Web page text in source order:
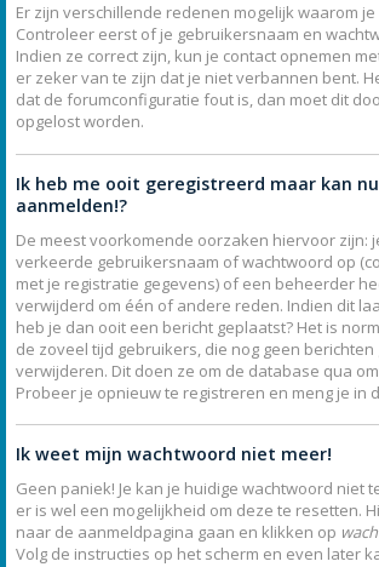
Er zijn verschillende redenen mogelijk waarom
Controleer eerst of je gebruikersnaam en
Indien ze correct zijn, kun je contact opnemen
er zeker van te zijn dat je niet verbannen bent.
dat de forumconfiguratie fout is, dan moet dit
opgelost worden.
Ik heb me ooit geregistreerd maar kan
aanmelden!?
De meest voorkomende oorzaken hiervoor zijn:
verkeerde gebruikersnaam of wachtwoord op
met je registratie gegevens) of een beheerder
verwijderd om één of andere reden. Indien dit
heb je dan ooit een bericht geplaatst? Het is
de zoveel tijd gebruikers, die nog geen berichten
verwijderen. Dit doen ze om de database qua
Probeer je opnieuw te registreren en meng je in
Ik weet mijn wachtwoord niet meer!
Geen paniek! Je kan je huidige wachtwoord niet
er is wel een mogelijkheid om deze te resetten.
naar de aanmeldpagina gaan en klikken op
Volg de instructies op het scherm en even later